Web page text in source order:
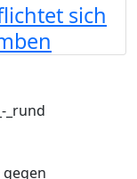
sich